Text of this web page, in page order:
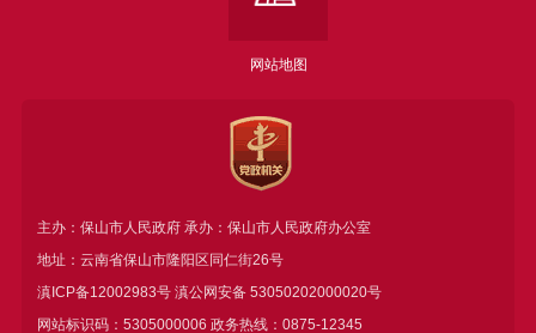
网站地图
主办：保山市人民政府 承办：保山市人民政府办公室
地址：云南省保山市隆阳区同仁街26号
滇ICP备12002983号滇公网安备 53050202000020号
网站标识码：5305000006 政务热线：0875-12345